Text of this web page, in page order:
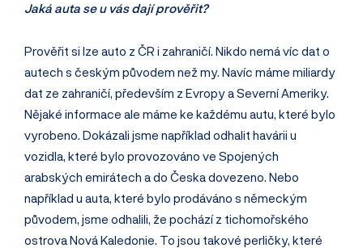
Jaká auta se u vás dají prověřit?
Prověřit si lze auto z ČR i zahraničí. Nikdo nemá víc dat o
autech s českým původem než my. Navíc máme miliardy
dat ze zahraničí, především z Evropy a Severní Ameriky.
Nějaké informace ale máme ke každému autu, které bylo
vyrobeno. Dokázali jsme například odhalit havárii u
vozidla, které bylo provozováno ve Spojených
arabských emirátech a do Česka dovezeno. Nebo
například u auta, které bylo prodáváno s německým
původem, jsme odhalili, že pochází z ticho­mořského
ostrova Nová Kaledonie. To jsou takové perličky, které